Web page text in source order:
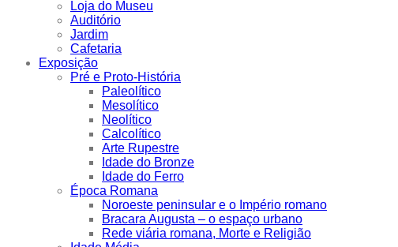
Loja do Museu
Auditório
Jardim
Cafetaria
Exposição
Pré e Proto-História
Paleolítico
Mesolítico
Neolítico
Calcolítico
Arte Rupestre
Idade do Bronze
Idade do Ferro
Época Romana
Noroeste peninsular e o Império romano
Bracara Augusta – o espaço urbano
Rede viária romana, Morte e Religião